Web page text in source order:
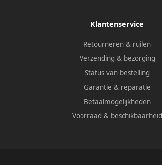
Klantenservice
Retourneren & ruilen
Verzending & bezorging
Status van bestelling
Garantie & reparatie
Betaalmogelijkheden
Voorraad & beschikbaarheid